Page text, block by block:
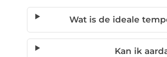
Wat is de ideale
Kan ik